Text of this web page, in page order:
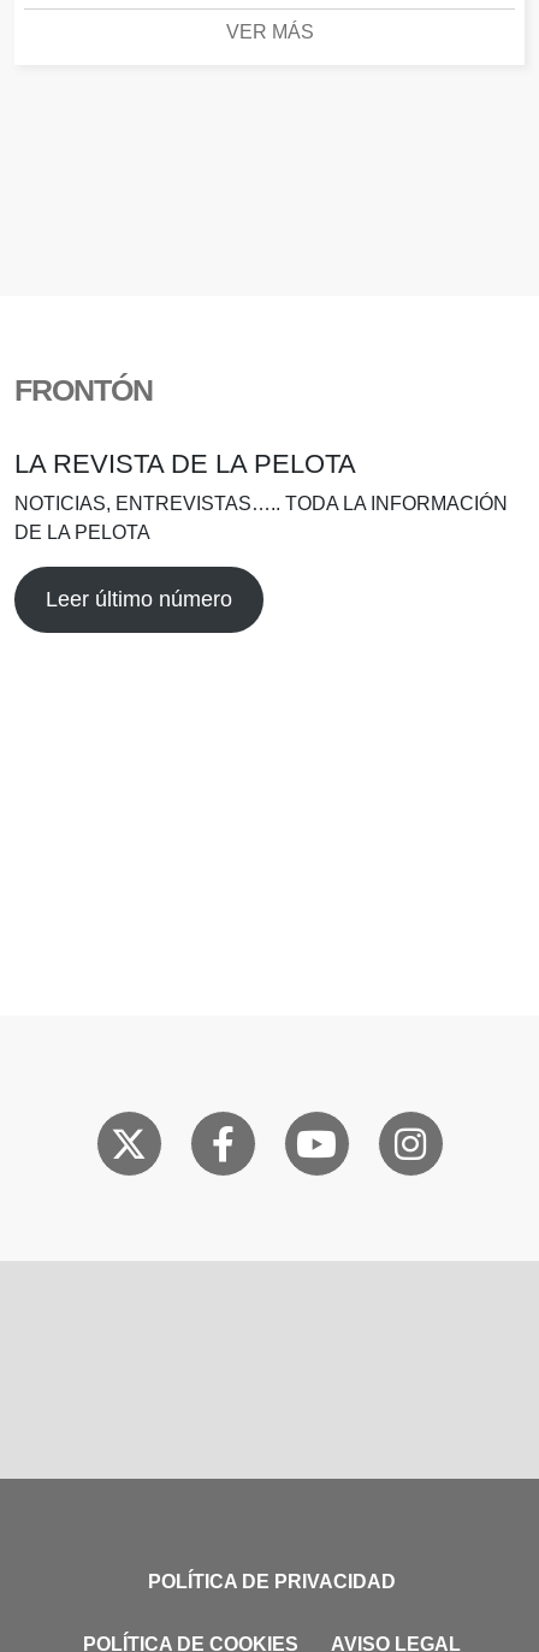
VER MÁS
FRONTÓN
LA REVISTA DE LA PELOTA
NOTICIAS, ENTREVISTAS….. TODA LA INFORMACIÓN
DE LA PELOTA
Leer último número
POLÍTICA DE PRIVACIDAD
POLÍTICA DE COOKIES AVISO LEGAL